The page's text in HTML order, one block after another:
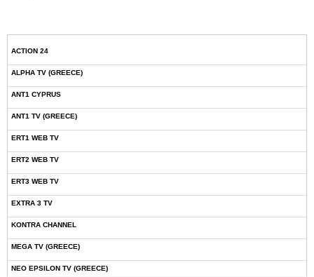
ACTION 24
ALPHA TV (GREECE)
ANT1 CYPRUS
ANT1 TV (GREECE)
ERT1 WEB TV
ERT2 WEB TV
ERT3 WEB TV
EXTRA 3 TV
KONTRA CHANNEL
MEGA TV (GREECE)
NEO EPSILON TV (GREECE)